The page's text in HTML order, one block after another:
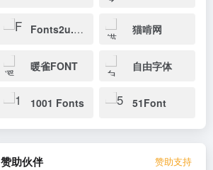
Fonts2u.com 猫啃网
暖雀FONT 自由字体
1001 Fonts 51Font
赞助伙伴 赞助支持